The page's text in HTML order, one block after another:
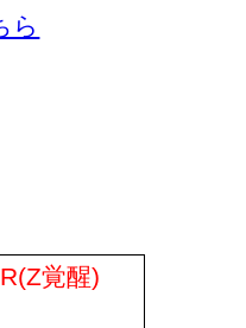
ら
覚醒)